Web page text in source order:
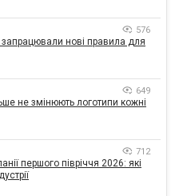
576
нові правила для
649
не змінюють логотипи кожні
712
першого півріччя 2026: які